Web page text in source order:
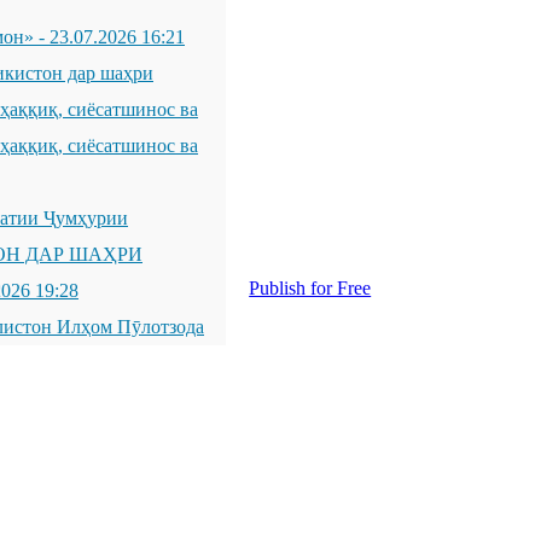
- 23.07.2026 16:21
дар шаҳри
сиёсатшинос ва
сиёсатшинос ва
Ҷумҳурии
ДАР ШАҲРИ
19:28
Илҳом Пӯлотзода
Publish for Free